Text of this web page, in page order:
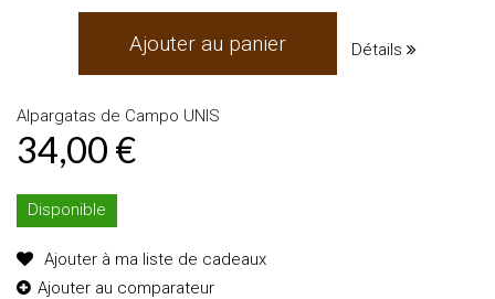
Ajouter au panier Détails
Alpargatas de Campo UNIS
34,00 €
Disponible
Ajouter à ma liste de cadeaux
Ajouter au comparateur